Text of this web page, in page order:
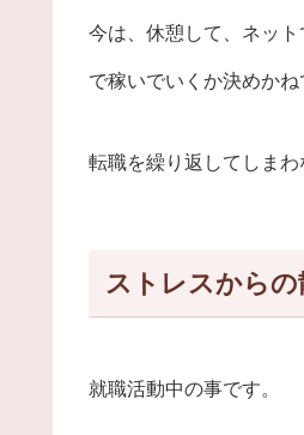
今は、休憩して、ネッ
で稼いでいくか決めかね
転職を繰り返してしま
ストレスからの
就職活動中の事です。